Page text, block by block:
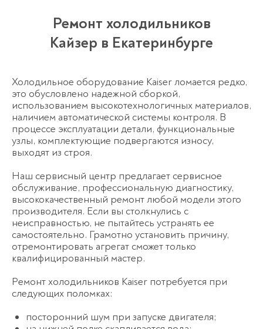
Ремонт холодильников
Кайзер в Екатеринбурге
Холодильное оборудование Kaiser ломается редко,
это обусловлено надежной сборкой,
использованием высокотехнологичных материалов,
наличием автоматической системы контроля. В
процессе эксплуатации детали, функциональные
узлы, комплектующие подвергаются износу,
выходят из строя.
Наш сервисный центр предлагает сервисное
обслуживание, профессиональную диагностику,
высококачественный ремонт любой модели этого
производителя. Если вы столкнулись с
неисправностью, не пытайтесь устранять ее
самостоятельно. Грамотно установить причину,
отремонтировать агрегат сможет только
квалифицированный мастер.
Ремонт холодильников Kaiser потребуется при
следующих поломках:
посторонний шум при запуске двигателя;